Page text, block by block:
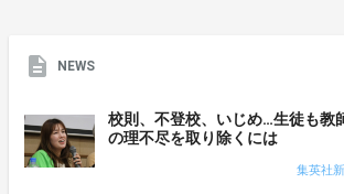
NEWS
校則、不登校、いじめ…生徒も教
の理不尽を取り除くには
集英社